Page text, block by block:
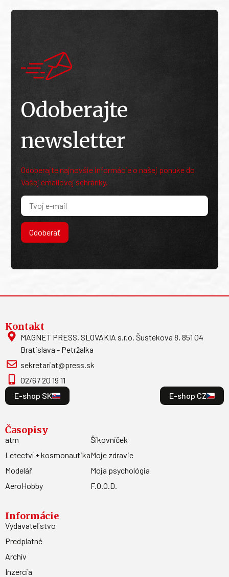
Odoberajte
newsletter
Odoberajte najnovšie informácie o našej ponuke do
Vašej emailovej schránky.
Odoberať
Kontakt
MAGNET PRESS, SLOVAKIA s.r.o. Šustekova 8, 851 04
Bratislava - Petržalka
sekretariat@press.sk
02/67 20 19 11
E-shop SK
E-shop CZ
Časopisy
atm
Letectví + kosmonautika
Modelář
AeroHobby
Šikovníček
Moje zdravie
Moja psychológia
F.O.O.D.
Informácie
Vydavateľstvo
Predplatné
Archív
Inzercia